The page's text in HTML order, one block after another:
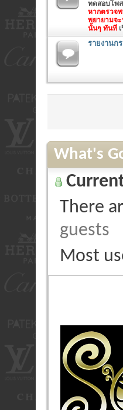
ทดสอบโพ
หากตรวจ
พยายามจะ
นั้นๆ ทันที
รายงานก
What's
There
guests
Most